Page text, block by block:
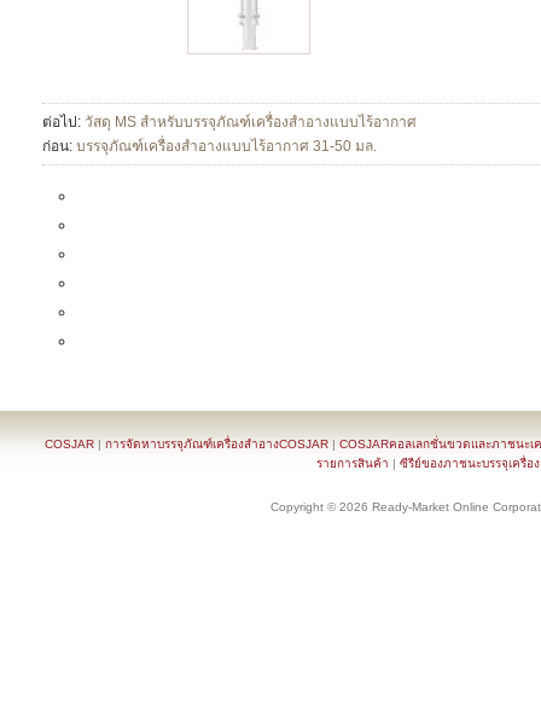
ต่อไป: วัสดุ MS สำหรับบรรจุภัณฑ์เครื่องสำอางแบบไร้อากาศ
ก่อน: บรรจุภัณฑ์เครื่องสำอางแบบไร้อากาศ 31-50 มล.
COSJAR | การจัดหาบรรจุภัณฑ์เครื่องสำอางCOSJAR | COSJARคอลเลกชั่นขวดและภาชนะเ
รายการสินค้า | ซีรีย์ของภาชนะบรรจุเครื่อ
Copyright © 2026 Ready-Market Online